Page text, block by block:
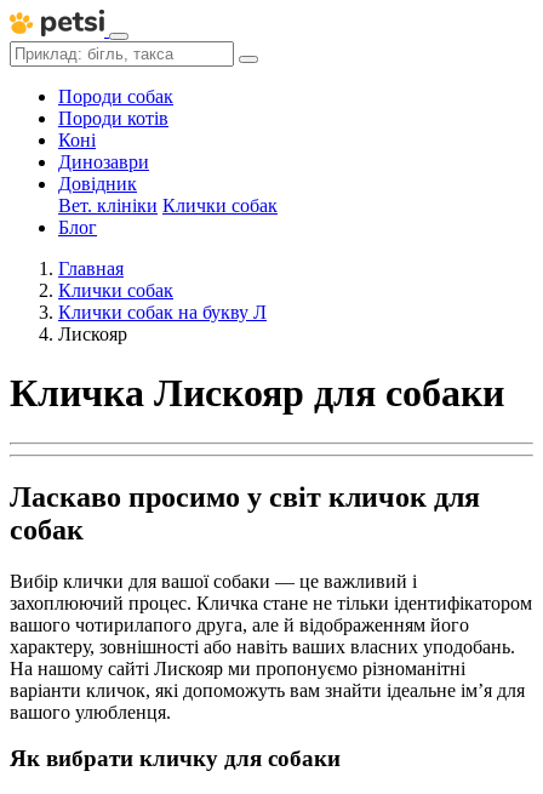
Породи собак
Породи котів
Коні
Динозаври
Довідник
Вет. клініки Клички собак
Блог
Главная
Клички собак
Клички собак на букву Л
Лискояр
Кличка Лискояр для собаки
Ласкаво просимо у світ кличок для
собак
Вибір клички для вашої собаки — це важливий і
захоплюючий процес. Кличка стане не тільки ідентифікатором
вашого чотирилапого друга, але й відображенням його
характеру, зовнішності або навіть ваших власних уподобань.
На нашому сайті Лискояр ми пропонуємо різноманітні
варіанти кличок, які допоможуть вам знайти ідеальне ім’я для
вашого улюбленця.
Як вибрати кличку для собаки